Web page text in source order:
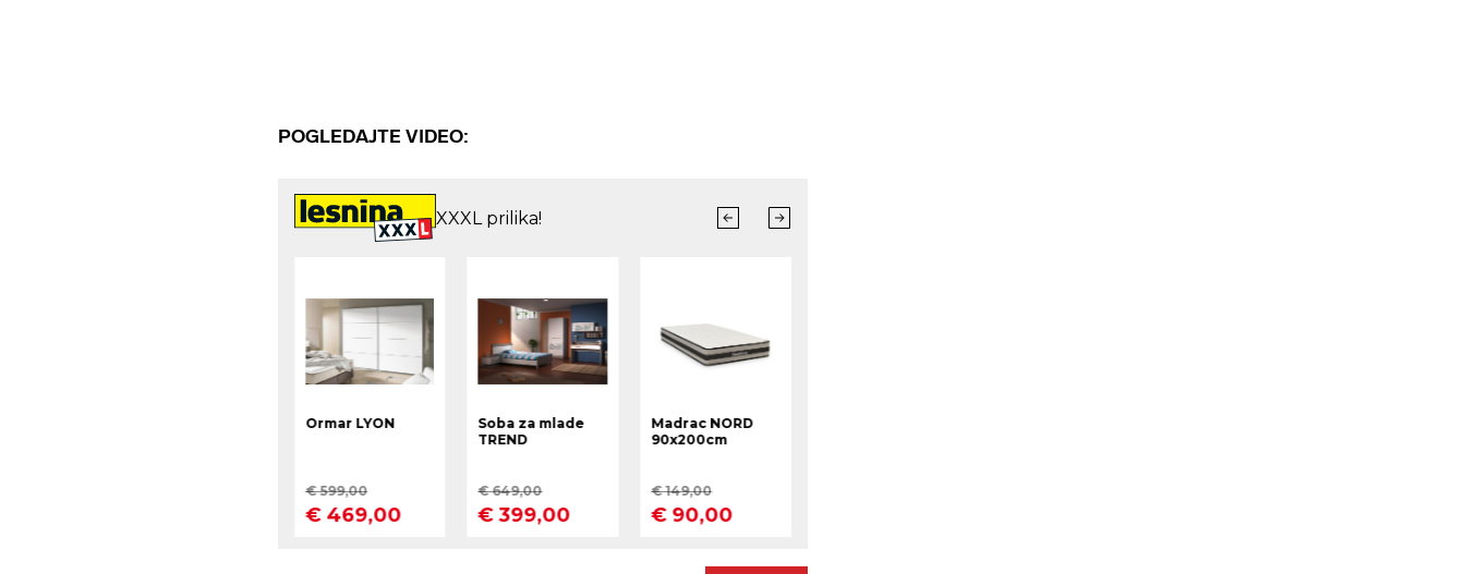
POGLEDAJTE VIDEO: